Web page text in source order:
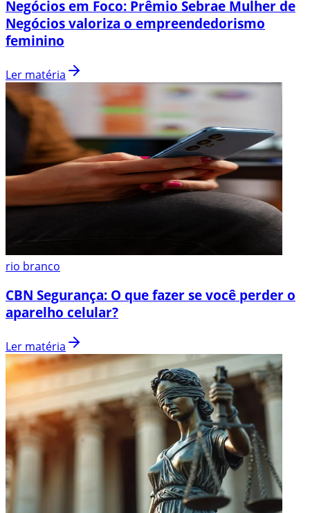
Negócios em Foco: Prêmio Sebrae Mulher de
Negócios valoriza o empreendedorismo
feminino
Ler matéria
rio branco
CBN Segurança: O que fazer se você perder o
aparelho celular?
Ler matéria